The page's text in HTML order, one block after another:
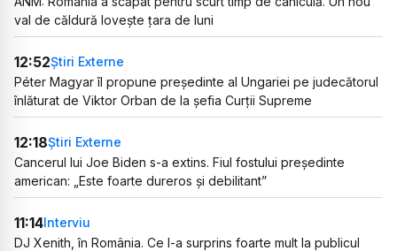
val de căldură lovește țara de luni
12:52Știri Externe
Péter Magyar îl propune președinte al Ungariei pe judecătorul
înlăturat de Viktor Orban de la șefia Curții Supreme
12:18Știri Externe
Cancerul lui Joe Biden s-a extins. Fiul fostului președinte
american: „Este foarte dureros și debilitant”
11:14Interviu
DJ Xenith, în România. Ce l-a surprins foarte mult la publicul